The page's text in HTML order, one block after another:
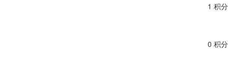
1 积分
0 积分